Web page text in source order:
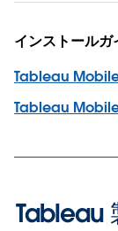
インストールガ
Tableau
Tableau
Tableau